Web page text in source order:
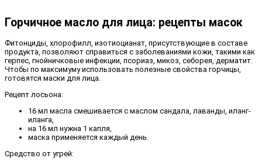
Горчичное масло для лица: рецепты масок
Фитонциды, хлорофилл, изотиоцианат, присутствующие в составе
продукта, позволяют справиться с заболеваниями кожи, такими как
герпес, гнойничковые инфекции, псориаз, микоз, себорея, дерматит.
Чтобы по максимуму использовать полезные свойства горчицы,
готовятся маски для лица.
Рецепт лосьона:
16 мл масла смешивается с маслом сандала, лаванды, иланг-
иланга,
на 16 мл нужна 1 капля,
маска применяется каждый день.
Средство от угрей: